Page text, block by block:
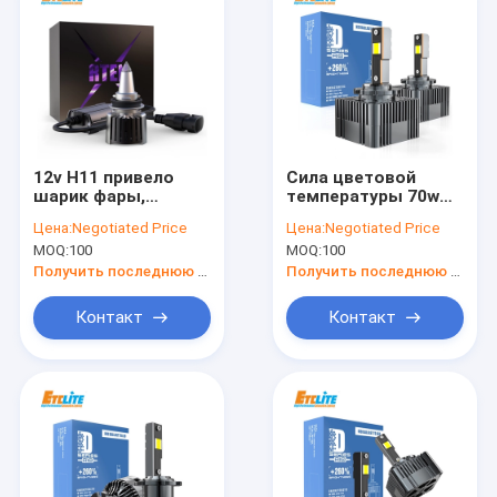
продукты
О Компании
12v H11 привело
шарик фары,
галоида Etclite
6000k
Цена:Negotiated Price
MOQ:100
Получить последнюю цену
Контакт
Сила цветовой
температуры 70w
фары СИД
автомобиля
обломока Y22
Цена:Negotiated Price
MOQ:100
Получить последнюю цену
Контакт